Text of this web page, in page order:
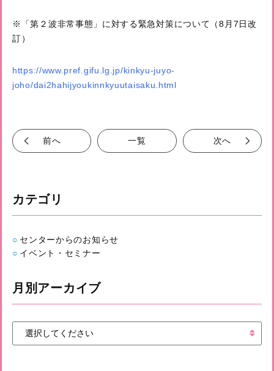
※「第２波非常事態」に対する緊急対策について（8月7日改
訂）
https://www.pref.gifu.lg.jp/kinkyu-juyo-
joho/dai2hahijyoukinnkyuutaisaku.html
前へ 一覧 次へ
カテゴリ
センターからのお知らせ
イベント・セミナー
月別アーカイブ